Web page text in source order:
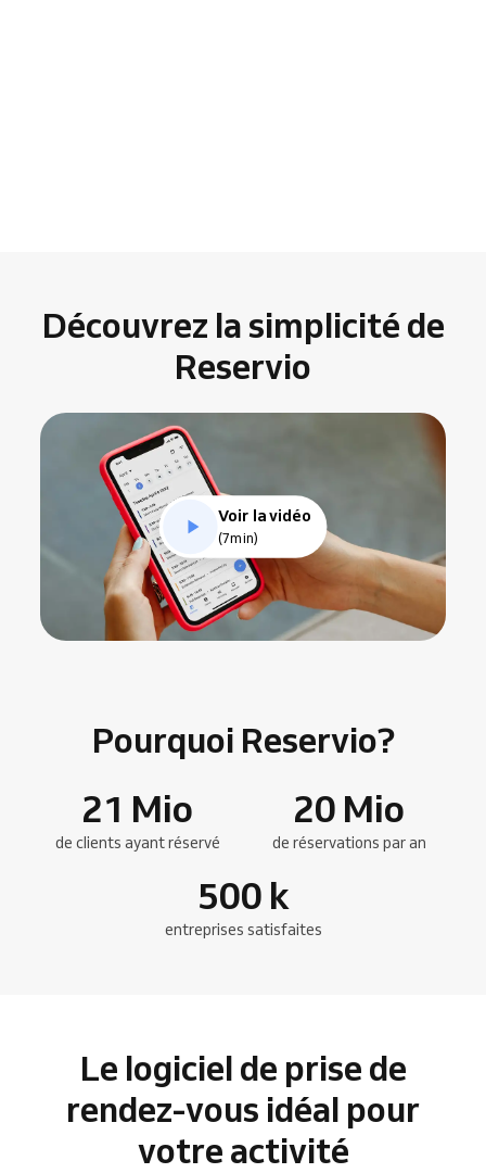
Découvrez la simplicité de
Reservio
Voir la vidéo
(7min)
Pourquoi Reservio?
21 Mio
de clients ayant réservé
20 Mio
de réservations par an
500 k
entreprises satisfaites
Le logiciel de prise de
rendez-vous idéal pour
votre activité